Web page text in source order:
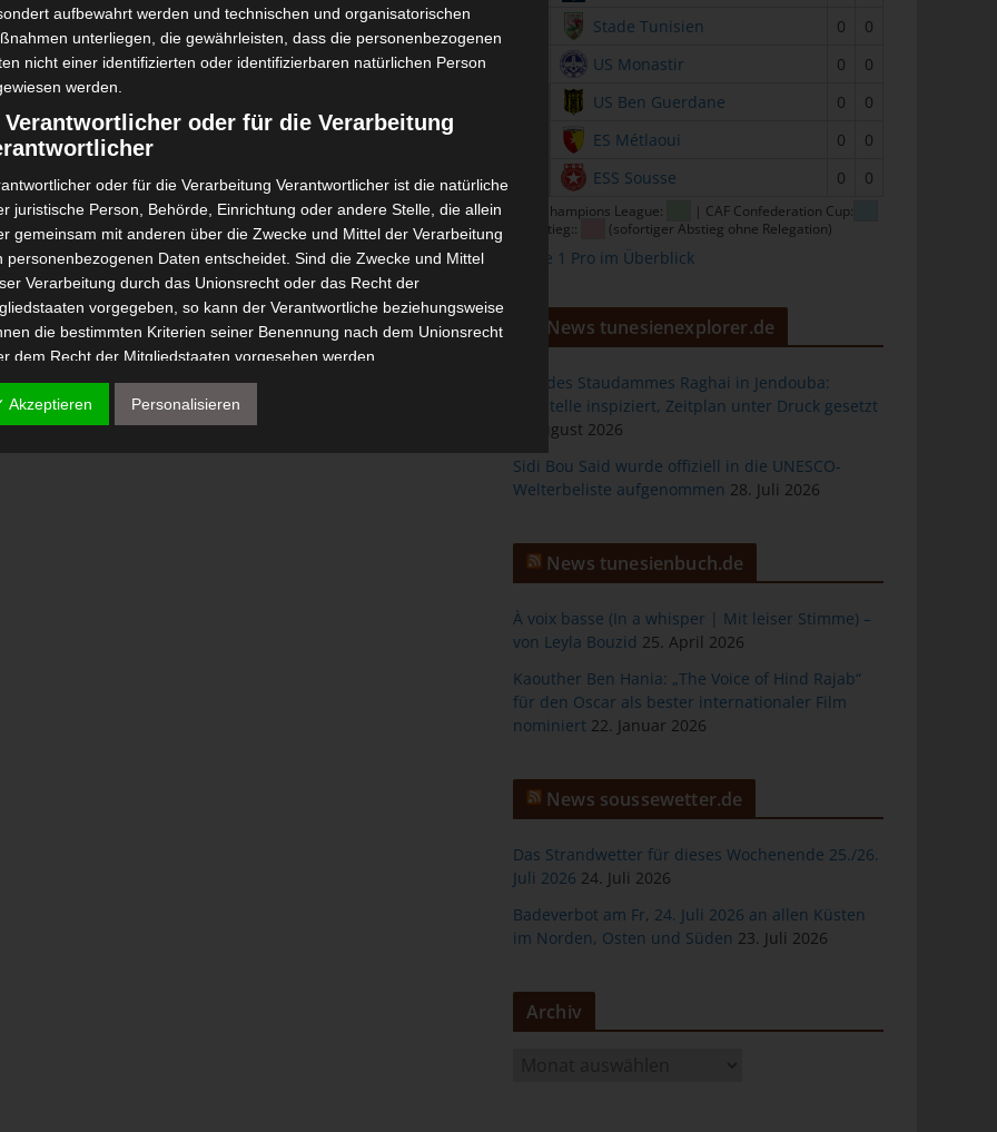
Stade Tunisien 0
0
US Monastir 0
0
US Ben Guerdane 0
0
ES Métlaoui 0
0
ESS Sousse 0 0
CAF Champions League:
| CAF Confederation Cup:
| Abstieg::
(sofortiger Abstieg ohne Relegation)
Ligue 1 Pro im Überblick
News tunesienexplorer.de
Bau des Staudammes Raghai in Jendouba:
Baustelle inspiziert, Zeitplan unter Druck gesetzt
2. August 2026
Sidi Bou Said wurde offiziell in die UNESCO-
Welterbeliste aufgenommen 28. Juli 2026
News tunesienbuch.de
À voix basse (In a whisper | Mit leiser Stimme) –
von Leyla Bouzid 25. April 2026
Kaouther Ben Hania: „The Voice of Hind Rajab“
für den Oscar als bester internationaler Film
nominiert 22. Januar 2026
News soussewetter.de
Das Strandwetter für dieses Wochenende 25./26.
Juli 2026 24. Juli 2026
Badeverbot am Fr, 24. Juli 2026 an allen Küsten
im Norden, Osten und Süden 23. Juli 2026
Archiv
aufbewahrt werden und technischen und organisatorischen
unterliegen, die gewährleisten, dass die personenbezogenen
nicht einer identifizierten oder identifizierbaren natürlichen Person
werden.
Verantwortlicher oder für die Verarbeitung
oder für die Verarbeitung Verantwortlicher ist die natürliche
juristische Person, Behörde, Einrichtung oder andere Stelle, die allein
gemeinsam mit anderen über die Zwecke und Mittel der Verarbeitung
personenbezogenen Daten entscheidet. Sind die Zwecke und Mittel
Verarbeitung durch das Unionsrecht oder das Recht der
vorgegeben, so kann der Verantwortliche beziehungsweise
die bestimmten Kriterien seiner Benennung nach dem Unionsrecht
dem Recht der Mitgliedstaaten vorgesehen werden.
ist eine natürliche oder juristische Person, Behörde,
ist jede von der betroffenen Person freiwillig für den bestimmten
Akzeptieren Personalisieren